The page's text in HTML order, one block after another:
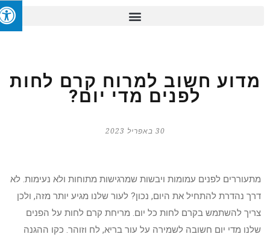
מדוע חשוב למרוח קרם לחות
לפנים מדי יום?
30 באפריל 2023
מתעוררים לפנים עמומות ויבשות שמרגישות מתוחות ולא נעימות. לא
דרך נהדרת להתחיל את היום, נכון? לעור שלנו מגיע יותר מזה, ולכן
צריך להשתמש בקרם לחות כל יום. מריחת קרם לחות על הפנים
שלנו מדי יום חשובה לשמירה על עור בריא, לח וזוהר. כקו ההגנה